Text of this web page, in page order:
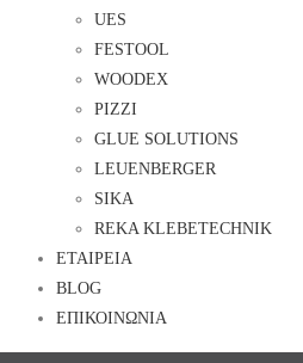
UES
FESTOOL
WOODEX
PIZZI
GLUE SOLUTIONS
LEUENBERGER
SIKA
REKA KLEBETECHNIK
ΕΤΑΙΡΕΙΑ
BLOG
ΕΠΙΚΟΙΝΩΝΙΑ